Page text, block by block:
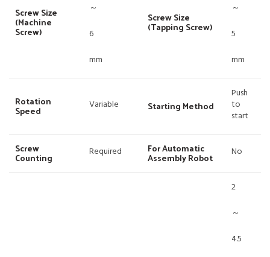
Screw Size
(Machine
Screw)
～
6
mm
Screw Size
(Tapping Screw)
～
5
mm
Rotation
Speed Variable Starting Method
Push
to
start
Screw
Counting Required For Automatic
Assembly Robot No
2
～
4.5